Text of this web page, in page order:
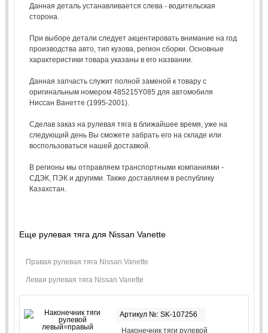
Данная деталь устанавливается слева - водительская
сторона.
При выборе детали следует акцентировать внимание на год
производства авто, тип кузова, регион сборки. Основные
характеристики товара указаны в его названии.
Данная запчасть служит полной заменой к товару с
оригинальным номером 485215Y085 для автомобиля
Ниссан Ванетте (1995-2001).
Сделав заказ на рулевая тяга в ближайшее время, уже на
следующий день Вы сможете забрать его на складе или
воспользоваться нашей доставкой.
В регионы мы отправляем транспортными компаниями -
СДЭК, ПЭК и другими. Также доставляем в республику
Казахстан.
Еще рулевая тяга для Nissan Vanette
Правая рулевая тяга Nissan Vanette
Левая рулевая тяга Nissan Vanette
Артикул №: SK-107256
Наконечник тяги рулевой